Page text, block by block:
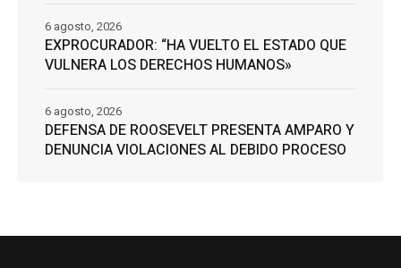
EXPROCURADOR: “HA VUELTO EL ESTADO QUE
VULNERA LOS DERECHOS HUMANOS»
6 agosto, 2026
DEFENSA DE ROOSEVELT PRESENTA AMPARO Y
DENUNCIA VIOLACIONES AL DEBIDO PROCESO
6 agosto, 2026